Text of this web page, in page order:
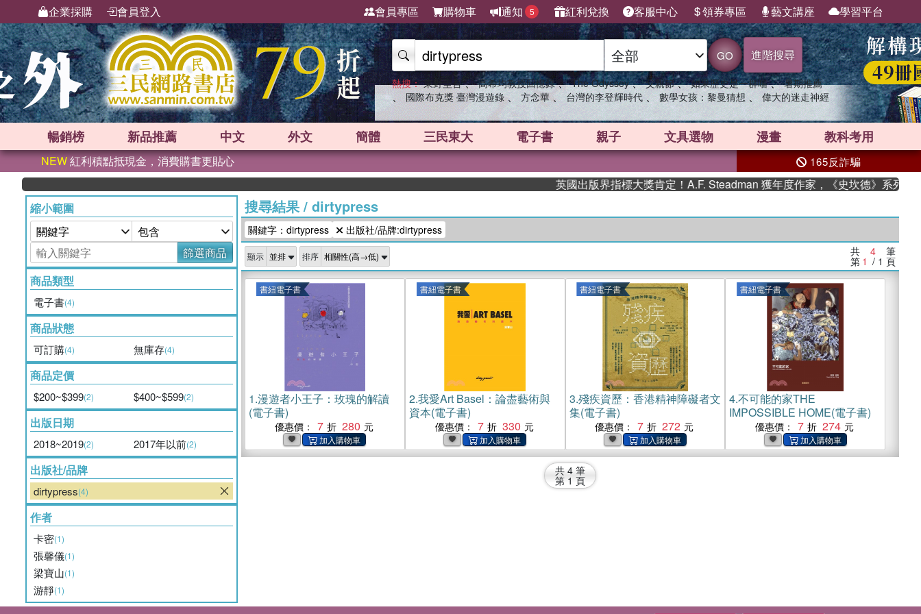
企業採購 會員登入 會員專區 購物車 通知 5 紅利兌換 客服中心 領券專區 藝文講座 學習平台
GO 進階搜尋
熱搜： 東野圭吾 、 高希均教授回憶錄 、 The Odyssey 、 父親節 、 如果歷史是一群喵 、 暑期推薦
、 國際布克獎 臺灣漫遊錄 、 方念華 、 台灣的李登輝時代 、 數學女孩：黎曼猜想 、 偉大的迷走神經
暢銷榜 新品推薦 中文 外文 簡體 三民東大 電子書 親子 文具選物 漫畫 教科考用
NEW紅利積點抵現金，消費購書更貼心 165反詐騙
英國出版界指標大獎肯定！A.F. Steadman 獲年度作家，《史坎德》系列帶你
縮小範圍
篩選商品
商品類型
電子書(4)
商品狀態
可訂購(4) 無庫存(4)
商品定價
$200~$399(2) $400~$599(2)
出版日期
2018~2019(2) 2017年以前(2)
出版社/品牌
dirtypress(4)
作者
卡密(1)
張馨儀(1)
梁寶山(1)
游靜(1)
搜尋結果/ dirtypress
關鍵字：dirtypress 出版社/品牌:dirtypress
顯示 排序 共 4 筆
第 1 / 1 頁
書紐電子書
1.漫遊者小王子：玫瑰的解讀
(電子書)
優惠價： 7 280
書紐電子書
2.我愛Art Basel：論盡藝術與
資本(電子書)
優惠價： 7 330
書紐電子書
3.殘疾資歷：香港精神障礙者文
集(電子書)
優惠價： 7 272
書紐電子書
4.不可能的家THE
IMPOSSIBLE HOME(電子書)
優惠價： 7 274
共 4 筆
第 1 頁